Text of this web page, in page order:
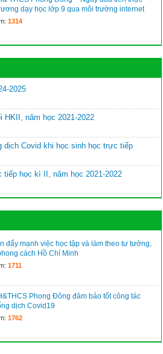
dạy học lớp 9 qua môi trường internet
1314
2025
HKII, năm học 2021-2022
dịch Covid khi học sinh học trực tiếp
tiếp học kì II, năm học 2021-2022
đẩy mạnh việc học tập và làm theo tư tưởng,
cách Hồ Chí Minh
1711
Phong Đông đảm bảo tốt công tác
dịch Covid19
1762